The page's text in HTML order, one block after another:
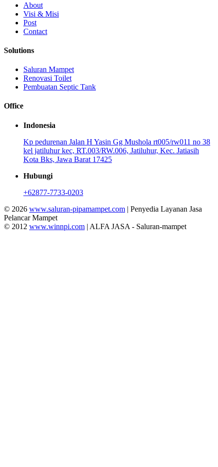
About
Visi & Misi
Post
Contact
Solutions
Saluran Mampet
Renovasi Toilet
Pembuatan Septic Tank
Office
Indonesia
Kp pedurenan Jalan H Yasin Gg Mushola rt005/rw011 no 38
kel jatiluhur kec, RT.003/RW.006, Jatiluhur, Kec. Jatiasih
Kota Bks, Jawa Barat 17425
Hubungi
+62877-7733-0203
© 2026 www.saluran-pipamampet.com | Penyedia Layanan Jasa
Pelancar Mampet
© 2012 www.winnpi.com | ALFA JASA - Saluran-mampet